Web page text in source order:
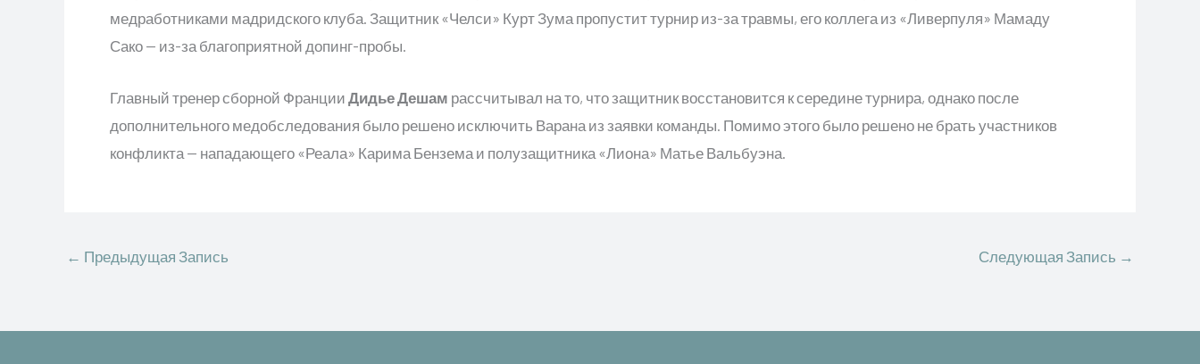
медработниками мадридского клуба. Защитник «Челси» Курт Зума пропустит турнир из-за травмы, его коллега из «Ливерпуля» Мамаду
Сако — из-за благоприятной допинг-пробы.
Главный тренер сборной Франции Дидье Дешам рассчитывал на то, что защитник восстановится к середине турнира, однако после
дополнительного медобследования было решено исключить Варана из заявки команды. Помимо этого было решено не брать участников
конфликта — нападающего «Реала» Карима Бензема и полузащитника «Лиона» Матье Вальбуэна.
← Предыдущая Запись Следующая Запись →